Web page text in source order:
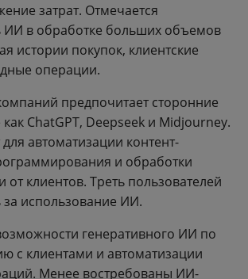
затрат. Отмечается
ИИ в обработке больших объемов
истории покупок, клиентские
операции.
предпочитает сторонние
как ChatGPT, Deepseek и Midjourney.
автоматизации контент-
и обработки
от клиентов. Треть пользователей
за использование ИИ.
генеративного ИИ по
с клиентами и автоматизации
Менее востребованы ИИ-